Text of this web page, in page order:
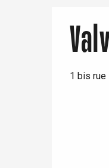
1 bis rue